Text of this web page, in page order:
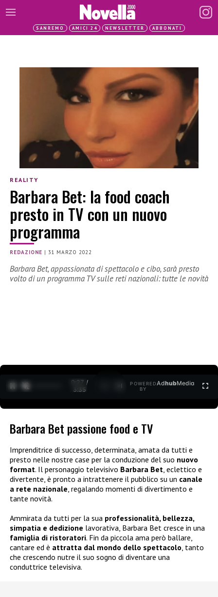
SANREMO AMICI 24 NEWSLETTER ABBONATI
REALITY
Barbara Bet: la food coach
presto in TV con un nuovo
programma
REDAZIONE | 31 MARZO 2022
Barbara Bet, appassionata di spettacolo e cibo, sarà presto
volto di un programma TV sulle reti nazionali: tutte le novità
0:28 /
3:35
POWERED
BY
AdhubMedia
Barbara Bet passione food e TV
Imprenditrice di successo, determinata, amata da tutti e
presto nelle nostre case per la conduzione del suo nuovo
format. Il personaggio televisivo Barbara Bet, eclettico e
divertente, è pronto a intrattenere il pubblico su un canale
a rete nazionale, regalando momenti di divertimento e
tante novità.
Ammirata da tutti per la sua professionalità, bellezza,
simpatia e dedizione lavorativa, Barbara Bet cresce in una
famiglia di ristoratori. Fin da piccola ama però ballare,
cantare ed è attratta dal mondo dello spettacolo, tanto
che crescendo nutre il suo sogno di diventare una
conduttrice televisiva.